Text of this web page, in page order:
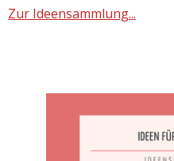
Zur Ideensammlung...